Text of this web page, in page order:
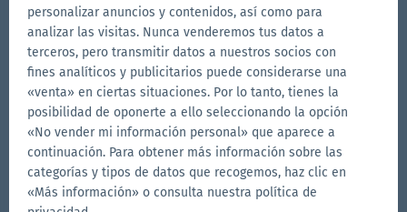
página
de
Facebook
Ir
a
página
de
Instagram
Síguenos
en
YouTube
Ir
a
la
página
de
LinkedIn
Otras marcas de Zingerle Group
Ir
al
sitio
web
Ir
al
sitio
web
de
Ir
al
personalizar anuncios y contenidos, así como para
analizar las visitas. Nunca venderemos tus datos a
terceros, pero transmitir datos a nuestros socios con
fines analíticos y publicitarios puede considerarse una
«venta» en ciertas situaciones. Por lo tanto, tienes la
posibilidad de oponerte a ello seleccionando la opción
«No vender mi información personal» que aparece a
continuación. Para obtener más información sobre las
categorías y tipos de datos que recogemos, haz clic en
«Más información» o consulta nuestra política de